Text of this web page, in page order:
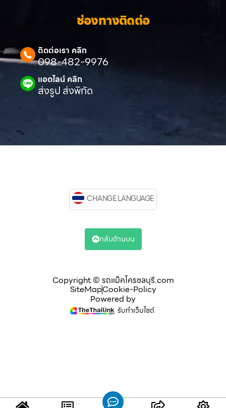
ช่องทางติดต่อ
ติดต่อเรา คลิก
098-482-9976
แอดไลน์ คลิก
ส่งรูป ส่งพิกัด
Copyright © รถแม็คโครชลบุรี.com
SiteMapCookie-Policy
Powered by
รับทำเว็บไซต์
CHANGE LANGUAGE
กลับด้านบน